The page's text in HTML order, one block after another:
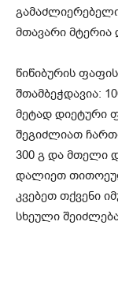
მთავარი
წიწიბურის
შთამბეჭდავია:
მეტად დიეტური
შეგიძლიათ
300 გ და მთელი
დალიეთ
კვებეთ თქვენი
სხეული